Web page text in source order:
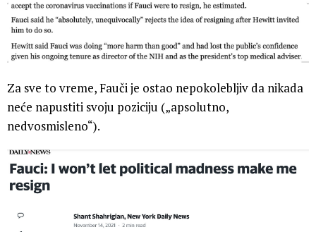
Za sve to vreme, Fauči je ostao nepokolebljiv da nikada
neće napustiti svoju poziciju („apsolutno,
nedvosmisleno“).